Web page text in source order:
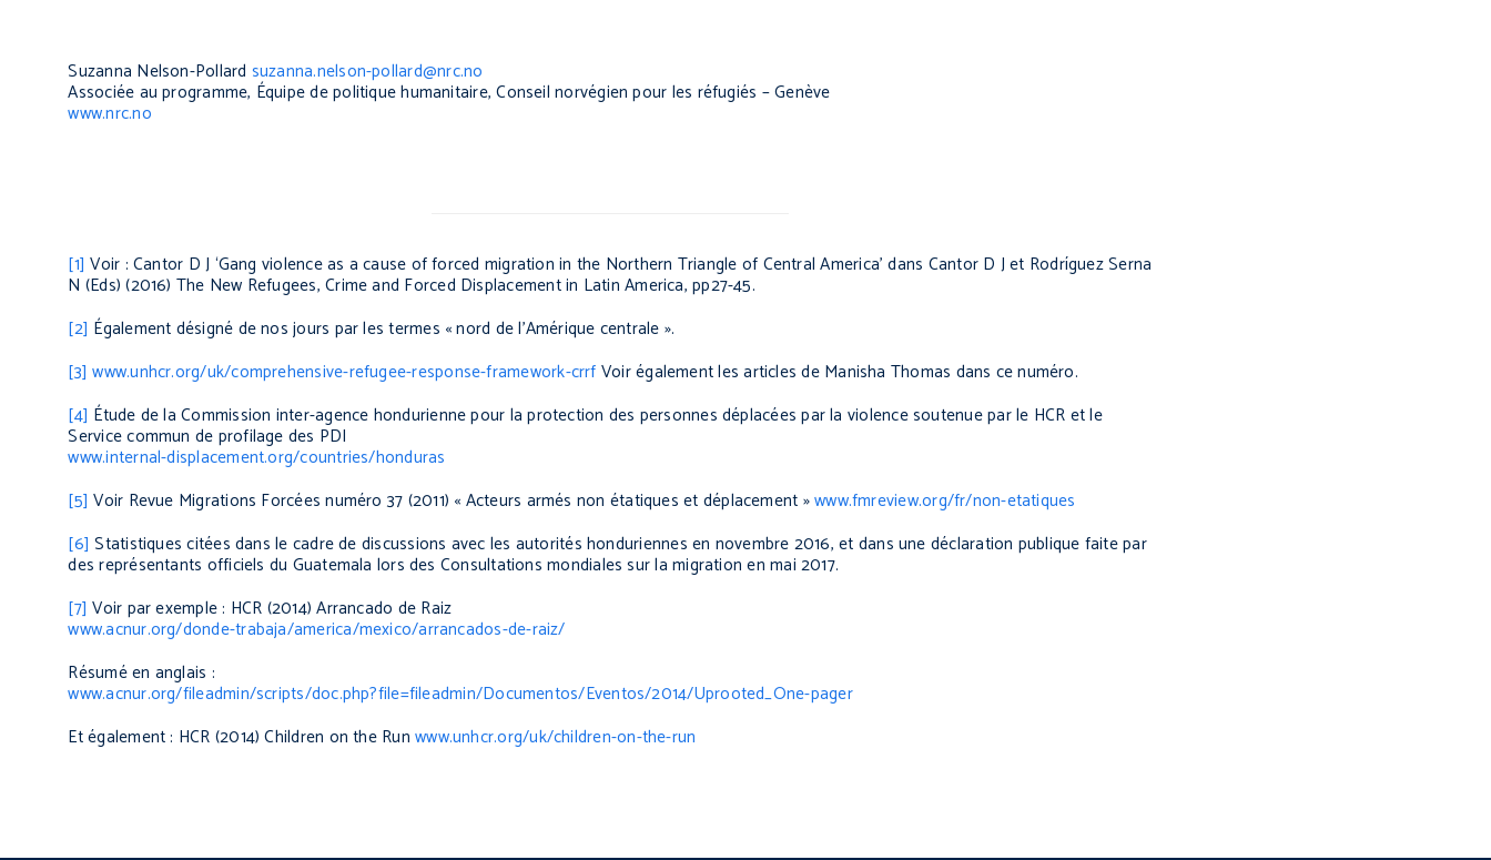
Suzanna Nelson-Pollard suzanna.nelson-pollard@nrc.no
Associée au programme, Équipe de politique humanitaire, Conseil norvégien pour les réfugiés – Genève
www.nrc.no
[1] Voir : Cantor D J ‘Gang violence as a cause of forced migration in the Northern Triangle of Central America’ dans Cantor D J et Rodríguez Serna
N (Eds) (2016) The New Refugees, Crime and Forced Displacement in Latin America, pp27-45.
[2] Également désigné de nos jours par les termes « nord de l’Amérique centrale ».
[3] www.unhcr.org/uk/comprehensive-refugee-response-framework-crrf Voir également les articles de Manisha Thomas dans ce numéro.
[4] Étude de la Commission inter-agence hondurienne pour la protection des personnes déplacées par la violence soutenue par le HCR et le
Service commun de profilage des PDI
www.internal-displacement.org/countries/honduras
[5] Voir Revue Migrations Forcées numéro 37 (2011) « Acteurs armés non étatiques et déplacement »www.fmreview.org/fr/non-etatiques
[6] Statistiques citées dans le cadre de discussions avec les autorités honduriennes en novembre 2016, et dans une déclaration publique faite par
des représentants officiels du Guatemala lors des Consultations mondiales sur la migration en mai 2017.
[7] Voir par exemple : HCR (2014)Arrancado de Raiz
www.acnur.org/donde-trabaja/america/mexico/arrancados-de-raiz/
Résumé en anglais :
www.acnur.org/fileadmin/scripts/doc.php?file=fileadmin/Documentos/Eventos/2014/Uprooted_One-pager
Et également : HCR (2014)Children on the Run www.unhcr.org/uk/children-on-the-run